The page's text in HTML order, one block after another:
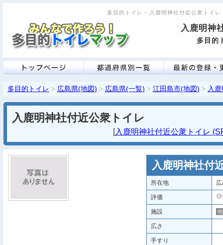
多目的トイレ - 入鹿明神社付近公衆トイ
入鹿明神
多目的
多目的トイレ > 広島県(地図) > 広島県(一覧) > 江田島市(地図) > 入
入鹿明神社付近公衆トイレ
[入鹿明神社付近公衆トイレ
入鹿明神社付
所在地
評価
施設 他
広さ
手すり